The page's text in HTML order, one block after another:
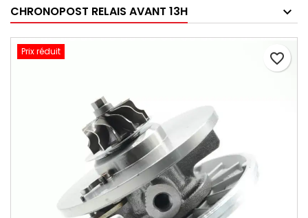
CHRONOPOST RELAIS AVANT 13H
favorite_border
Prix réduit